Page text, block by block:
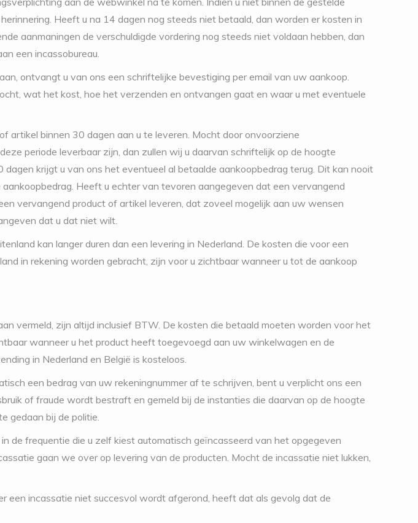
Heeft u na 14 dagen nog steeds niet betaald, dan worden er kosten in
aanmaningen de verschuldigde vordering nog steeds niet voldaan hebben, dan
een incassobureau.
ontvangt u van ons een schriftelijke bevestiging per email van uw aankoop.
wat het kost, hoe het verzenden en ontvangen gaat en waar u met eventuele
artikel binnen 30 dagen aan u te leveren. Mocht door onvoorziene
periode leverbaar zijn, dan zullen wij u daarvan schriftelijk op de hoogte
krijgt u van ons het eventueel al betaalde aankoopbedrag terug. Dit kan nooit
Heeft u echter van tevoren aangegeven dat een vervangend
vervangend product of artikel leveren, dat zoveel mogelijk aan uw wensen
dat u dat niet wilt.
kan langer duren dan een levering in Nederland. De kosten die voor een
in rekening worden gebracht, zijn voor u zichtbaar wanneer u tot de aankoop
vermeld, zijn altijd inclusief BTW. De kosten die betaald moeten worden voor het
wanneer u het product heeft toegevoegd aan uw winkelwagen en de
in Nederland en België is kosteloos.
een bedrag van uw rekeningnummer af te schrijven, bent u verplicht ons een
of fraude wordt bestraft en gemeld bij de instanties die daarvan op de hoogte
gedaan bij de politie.
de frequentie die u zelf kiest automatisch geïncasseerd van het opgegeven
gaan we over op levering van de producten. Mocht de incassatie niet lukken,
een incassatie niet succesvol wordt afgerond, heeft dat als gevolg dat de